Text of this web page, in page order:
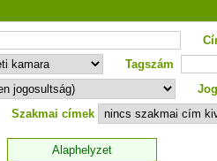
Tagszám
Szakmai címek